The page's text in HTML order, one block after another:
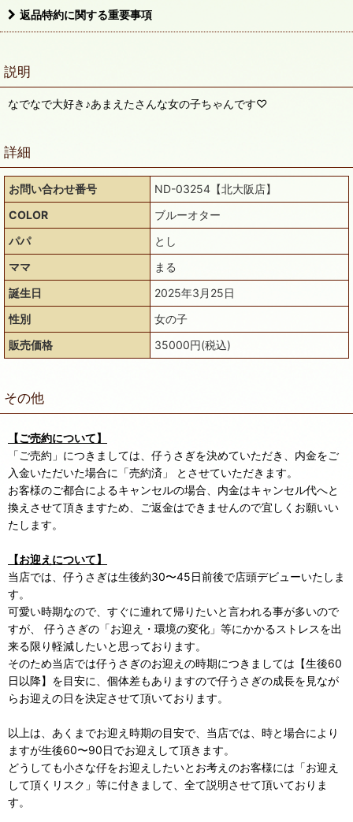
返品特約に関する重要事項
説明
なでなで大好き♪あまえたさんな女の子ちゃんです♡
詳細
お問い合わせ番号
ND-03254【北大阪店】
COLOR
ブルーオター
パパ
とし
ママ
まる
誕生日
2025年3月25日
性別
女の子
販売価格
35000円(税込)
その他
【ご売約について】
「ご売約」につきましては、仔うさぎを決めていただき、内金をご
入金いただいた場合に「売約済」 とさせていただきます。
お客様のご都合によるキャンセルの場合、内金はキャンセル代へと
換えさせて頂きますため、ご返金はできませんので宜しくお願いい
たします。
【お迎えについて】
当店では、仔うさぎは生後約30〜45日前後で店頭デビューいたしま
す。
可愛い時期なので、すぐに連れて帰りたいと言われる事が多いので
すが、 仔うさぎの「お迎え・環境の変化」等にかかるストレスを出
来る限り軽減したいと思っております。
そのため当店では仔うさぎのお迎えの時期につきましては【生後60
日以降】を目安に、個体差もありますので仔うさぎの成長を見なが
らお迎えの日を決定させて頂いております。
以上は、あくまでお迎え時期の目安で、当店では、時と場合により
ますが生後60〜90日でお迎えして頂きます。
どうしても小さな仔をお迎えしたいとお考えのお客様には「お迎え
して頂くリスク」等に付きまして、全て説明させて頂いておりま
す。